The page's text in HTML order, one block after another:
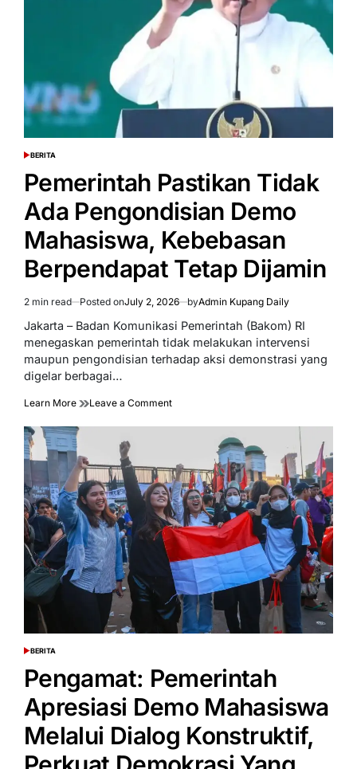
dari
Mahasiswa
Secara
POSTED
BERITA
Pemerintah Pastikan Tidak
Ada Pengondisian Demo
Mahasiswa, Kebebasan
Berpendapat Tetap Dijamin
Estimated
read
2 min read Posted onJuly 2, 2026 byAdmin Kupang Daily
Jakarta – Badan Komunikasi Pemerintah (Bakom) RI
menegaskan pemerintah tidak melakukan intervensi
maupun pengondisian terhadap aksi demonstrasi yang
digelar berbagai…
Learn More Leave a Commenton
Pengondisian
Demo
Mahasiswa,
Kebebasan
Berpendapat
Tetap
Dijamin
POSTED
BERITA
Pengamat: Pemerintah
Apresiasi Demo Mahasiswa
Melalui Dialog Konstruktif,